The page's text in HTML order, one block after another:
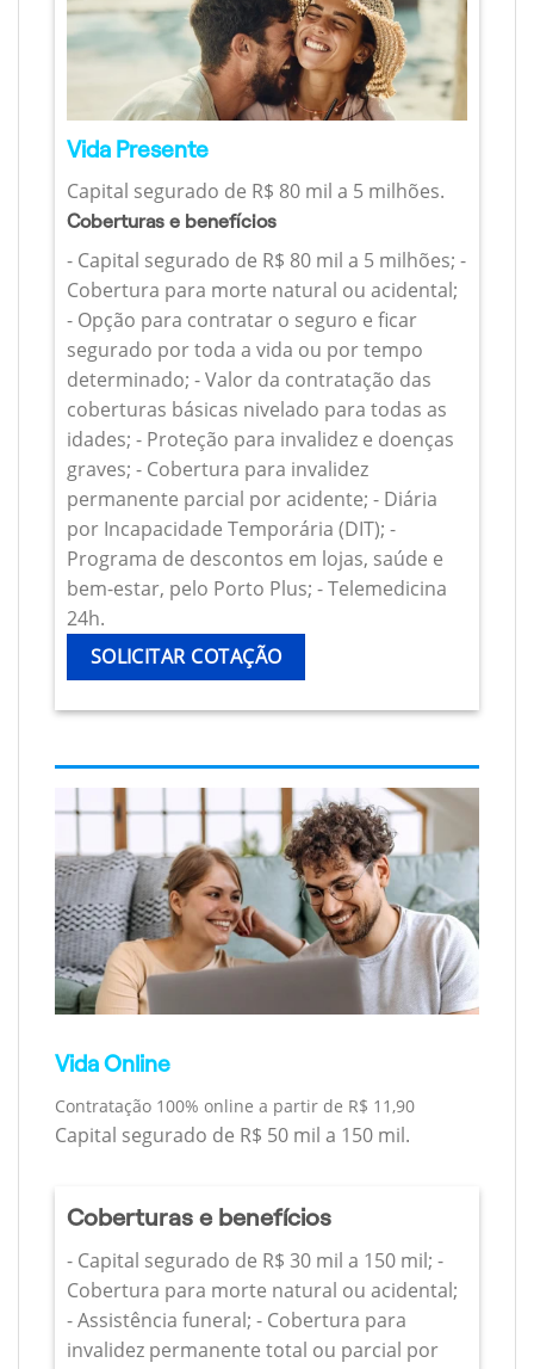
Vida Presente
Capital segurado de R$ 80 mil a 5 milhões.
Coberturas e benefícios
- Capital segurado de R$ 80 mil a 5 milhões; -
Cobertura para morte natural ou acidental;
- Opção para contratar o seguro e ficar
segurado por toda a vida ou por tempo
determinado; - Valor da contratação das
coberturas básicas nivelado para todas as
idades; - Proteção para invalidez e doenças
graves; - Cobertura para invalidez
permanente parcial por acidente; - Diária
por Incapacidade Temporária (DIT); -
Programa de descontos em lojas, saúde e
bem-estar, pelo Porto Plus; - Telemedicina
24h.
SOLICITAR COTAÇÃO
Vida Online
Contratação 100% online a partir de R$ 11,90
Capital segurado de R$ 50 mil a 150 mil.
Coberturas e benefícios
- Capital segurado de R$ 30 mil a 150 mil; -
Cobertura para morte natural ou acidental;
- Assistência funeral; - Cobertura para
invalidez permanente total ou parcial por